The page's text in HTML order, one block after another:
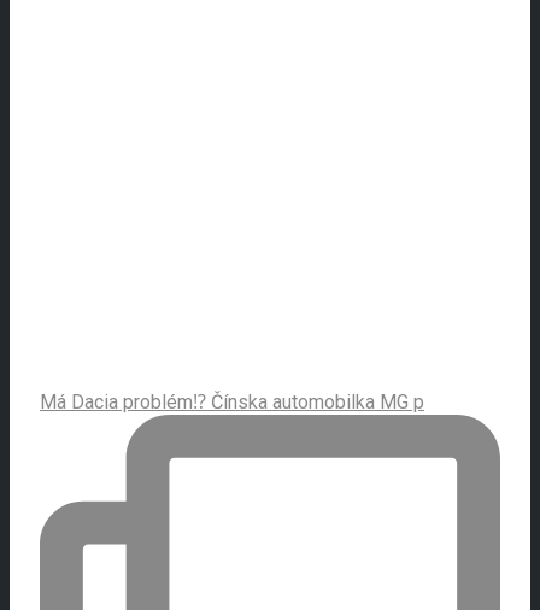
Má Dacia problém⁉️ Čínska automobilka MG p